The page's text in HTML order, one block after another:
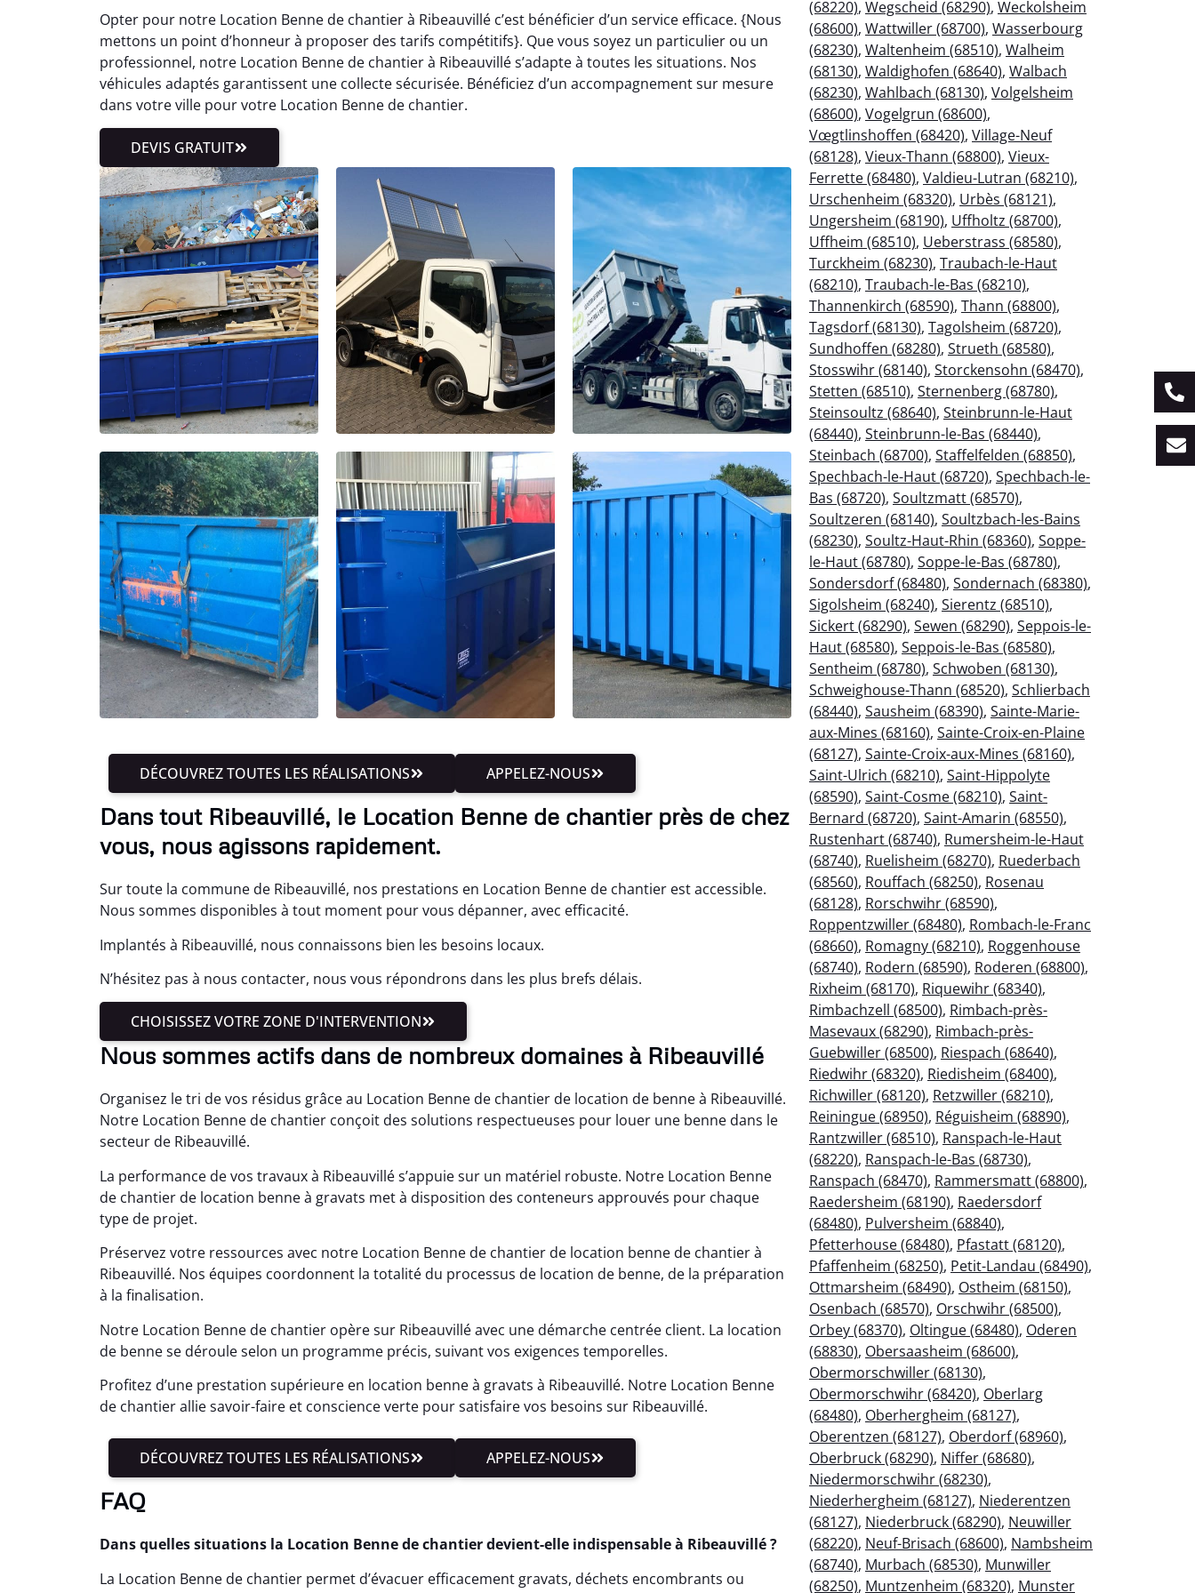
Opter pour notre Location Benne de chantier à Ribeauvillé c’est bénéficier d’un service efficace. {Nous
mettons un point d’honneur à proposer des tarifs compétitifs}. Que vous soyez un particulier ou un
professionnel, notre Location Benne de chantier à Ribeauvillé s’adapte à toutes les situations. Nos
véhicules adaptés garantissent une collecte sécurisée. Bénéficiez d’un accompagnement sur mesure
dans votre ville pour votre Location Benne de chantier.
DEVIS GRATUIT
DÉCOUVREZ TOUTES LES RÉALISATIONS APPELEZ-NOUS
Dans tout Ribeauvillé, le Location Benne de chantier près de chez
vous, nous agissons rapidement.
Sur toute la commune de Ribeauvillé, nos prestations en Location Benne de chantier est accessible.
Nous sommes disponibles à tout moment pour vous dépanner, avec efficacité.
Implantés à Ribeauvillé, nous connaissons bien les besoins locaux.
N’hésitez pas à nous contacter, nous vous répondrons dans les plus brefs délais.
CHOISISSEZ VOTRE ZONE D'INTERVENTION
Nous sommes actifs dans de nombreux domaines à Ribeauvillé
Organisez le tri de vos résidus grâce au Location Benne de chantier de location de benne à Ribeauvillé.
Notre Location Benne de chantier conçoit des solutions respectueuses pour louer une benne dans le
secteur de Ribeauvillé.
La performance de vos travaux à Ribeauvillé s’appuie sur un matériel robuste. Notre Location Benne
de chantier de location benne à gravats met à disposition des conteneurs approuvés pour chaque
type de projet.
Préservez votre ressources avec notre Location Benne de chantier de location benne de chantier à
Ribeauvillé. Nos équipes coordonnent la totalité du processus de location de benne, de la préparation
à la finalisation.
Notre Location Benne de chantier opère sur Ribeauvillé avec une démarche centrée client. La location
de benne se déroule selon un programme précis, suivant vos exigences temporelles.
Profitez d’une prestation supérieure en location benne à gravats à Ribeauvillé. Notre Location Benne
de chantier allie savoir-faire et conscience verte pour satisfaire vos besoins sur Ribeauvillé.
DÉCOUVREZ TOUTES LES RÉALISATIONS APPELEZ-NOUS
FAQ
Dans quelles situations la Location Benne de chantier devient-elle indispensable à Ribeauvillé ?
La Location Benne de chantier permet d’évacuer efficacement gravats, déchets encombrants ou
(68220), Wegscheid (68290), Weckolsheim
(68600), Wattwiller (68700), Wasserbourg
(68230), Waltenheim (68510), Walheim
(68130), Waldighofen (68640), Walbach
(68230), Wahlbach (68130), Volgelsheim
(68600), Vogelgrun (68600),
Vœgtlinshoffen (68420), Village-Neuf
(68128), Vieux-Thann (68800), Vieux-
Ferrette (68480), Valdieu-Lutran (68210),
Urschenheim (68320), Urbès (68121),
Ungersheim (68190), Uffholtz (68700),
Uffheim (68510), Ueberstrass (68580),
Turckheim (68230), Traubach-le-Haut
(68210), Traubach-le-Bas (68210),
Thannenkirch (68590), Thann (68800),
Tagsdorf (68130), Tagolsheim (68720),
Sundhoffen (68280), Strueth (68580),
Stosswihr (68140), Storckensohn (68470),
Stetten (68510), Sternenberg (68780),
Steinsoultz (68640), Steinbrunn-le-Haut
(68440), Steinbrunn-le-Bas (68440),
Steinbach (68700), Staffelfelden (68850),
Spechbach-le-Haut (68720), Spechbach-le-
Bas (68720), Soultzmatt (68570),
Soultzeren (68140), Soultzbach-les-Bains
(68230), Soultz-Haut-Rhin (68360), Soppe-
le-Haut (68780), Soppe-le-Bas (68780),
Sondersdorf (68480), Sondernach (68380),
Sigolsheim (68240), Sierentz (68510),
Sickert (68290), Sewen (68290), Seppois-le-
Haut (68580), Seppois-le-Bas (68580),
Sentheim (68780), Schwoben (68130),
Schweighouse-Thann (68520), Schlierbach
(68440), Sausheim (68390), Sainte-Marie-
aux-Mines (68160), Sainte-Croix-en-Plaine
(68127), Sainte-Croix-aux-Mines (68160),
Saint-Ulrich (68210), Saint-Hippolyte
(68590), Saint-Cosme (68210), Saint-
Bernard (68720), Saint-Amarin (68550),
Rustenhart (68740), Rumersheim-le-Haut
(68740), Ruelisheim (68270), Ruederbach
(68560), Rouffach (68250), Rosenau
(68128), Rorschwihr (68590),
Roppentzwiller (68480), Rombach-le-Franc
(68660), Romagny (68210), Roggenhouse
(68740), Rodern (68590), Roderen (68800),
Rixheim (68170), Riquewihr (68340),
Rimbachzell (68500), Rimbach-près-
Masevaux (68290), Rimbach-près-
Guebwiller (68500), Riespach (68640),
Riedwihr (68320), Riedisheim (68400),
Richwiller (68120), Retzwiller (68210),
Reiningue (68950), Réguisheim (68890),
Rantzwiller (68510), Ranspach-le-Haut
(68220), Ranspach-le-Bas (68730),
Ranspach (68470), Rammersmatt (68800),
Raedersheim (68190), Raedersdorf
(68480), Pulversheim (68840),
Pfetterhouse (68480), Pfastatt (68120),
Pfaffenheim (68250), Petit-Landau (68490),
Ottmarsheim (68490), Ostheim (68150),
Osenbach (68570), Orschwihr (68500),
Orbey (68370), Oltingue (68480), Oderen
(68830), Obersaasheim (68600),
Obermorschwiller (68130),
Obermorschwihr (68420), Oberlarg
(68480), Oberhergheim (68127),
Oberentzen (68127), Oberdorf (68960),
Oberbruck (68290), Niffer (68680),
Niedermorschwihr (68230),
Niederhergheim (68127), Niederentzen
(68127), Niederbruck (68290), Neuwiller
(68220), Neuf-Brisach (68600), Nambsheim
(68740), Murbach (68530), Munwiller
(68250), Muntzenheim (68320), Munster